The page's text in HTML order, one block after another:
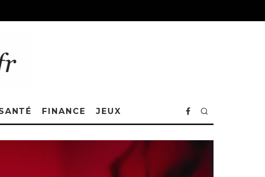
FINANCE JEUX